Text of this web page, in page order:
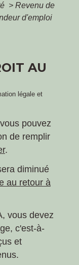
> Revenu de
d'emploi
AU
légale et
pouvez
de remplir
.
diminué
au retour à
vous devez
c'est-à-
et